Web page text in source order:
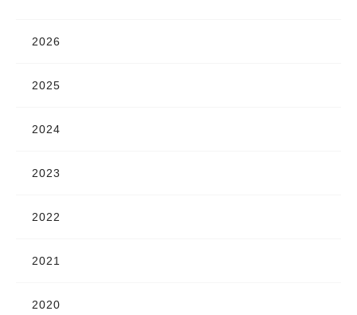
2026
2025
2024
2023
2022
2021
2020